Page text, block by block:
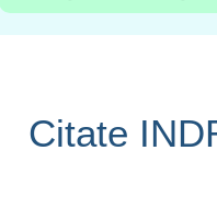
Citate